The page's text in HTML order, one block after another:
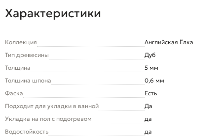
Характеристики
Коллекция
Английская Ёлка
Тип древесины
Дуб
Толщина
5 мм
Толщина шпона
0,6 мм
Фаска
Есть
Подходит для укладки в ванной
Да
Укладка на пол c подогревом
да
Водостойкость
да